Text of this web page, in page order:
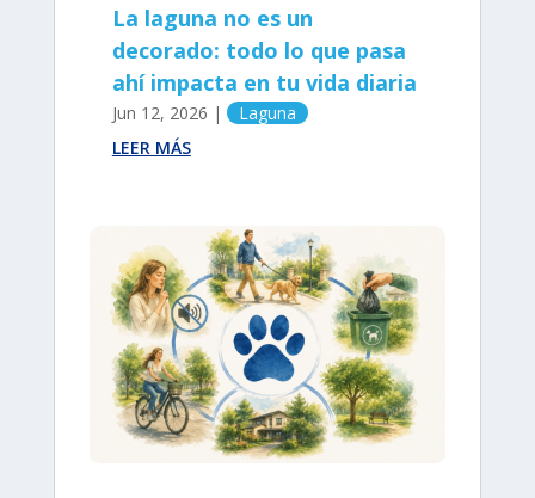
La laguna no es un
decorado: todo lo que pasa
ahí impacta en tu vida diaria
Jun 12, 2026 |
Laguna
LEER MÁS